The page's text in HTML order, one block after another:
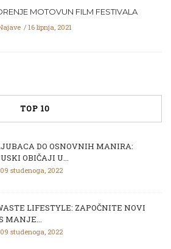
MOTOVUN FILM FESTIVALA
16 lipnja, 2021
TOP 10
DO OSNOVNIH MANIRA:
OBIČAJI U...
09 studenoga, 2022
LIFESTYLE: ZAPOČNITE NOVI
MANJE...
09 studenoga, 2022